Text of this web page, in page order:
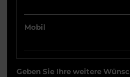
Mobil
Geben Sie Ihre weitere